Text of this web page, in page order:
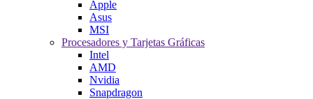
Apple
Asus
MSI
Procesadores y Tarjetas Gráficas
Intel
AMD
Nvidia
Snapdragon